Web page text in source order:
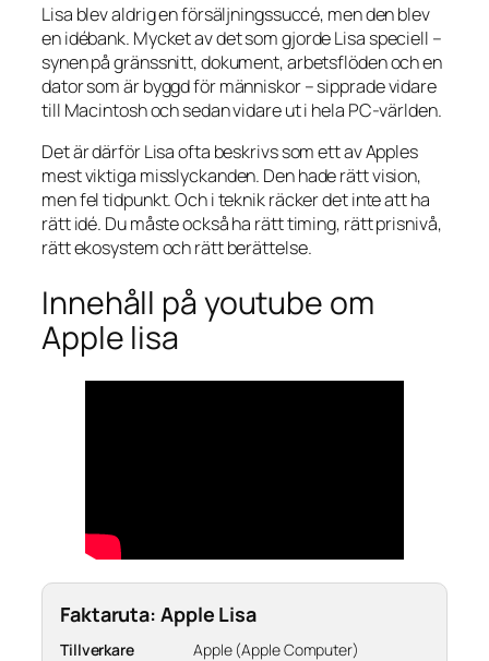
Lisa blev aldrig en försäljningssuccé, men den blev
en idébank. Mycket av det som gjorde Lisa speciell –
synen på gränssnitt, dokument, arbetsflöden och en
dator som är byggd för människor – sipprade vidare
till Macintosh och sedan vidare ut i hela PC-världen.
Det är därför Lisa ofta beskrivs som ett av Apples
mest viktiga misslyckanden. Den hade rätt vision,
men fel tidpunkt. Och i teknik räcker det inte att ha
rätt idé. Du måste också ha rätt timing, rätt prisnivå,
rätt ekosystem och rätt berättelse.
Innehåll på youtube om
Apple lisa
Faktaruta: Apple Lisa
Tillverkare
Apple (Apple Computer)